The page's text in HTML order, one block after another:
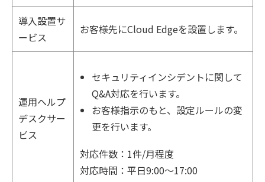
導入設置サ
ービス
お客様先にCloud Edgeを設置します。
運用ヘルプ
デスクサー
ビス
セキュリティインシデントに関して
Q&A対応を行います。
お客様指示のもと、設定ルールの変
更を行います。
対応件数：1件/月程度
対応時間：平日9:00～17:00